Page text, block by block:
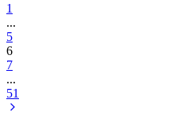
1
...
5
6
7
...
51